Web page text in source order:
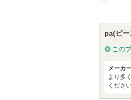
pa(ピー
この
メーカ
より多
ください